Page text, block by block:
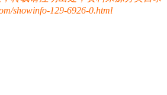
showinfo-129-6926-0.html